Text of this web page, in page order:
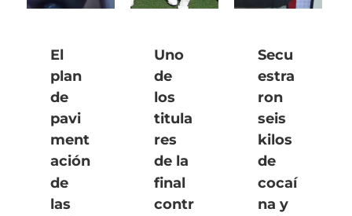
El
plan
de
pavi
ment
ación
de
las
Uno
de
los
titula
res
de la
final
contr
Secu
estra
ron
seis
kilos
de
cocaí
na y